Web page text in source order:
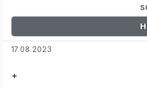
17.08.2023
+